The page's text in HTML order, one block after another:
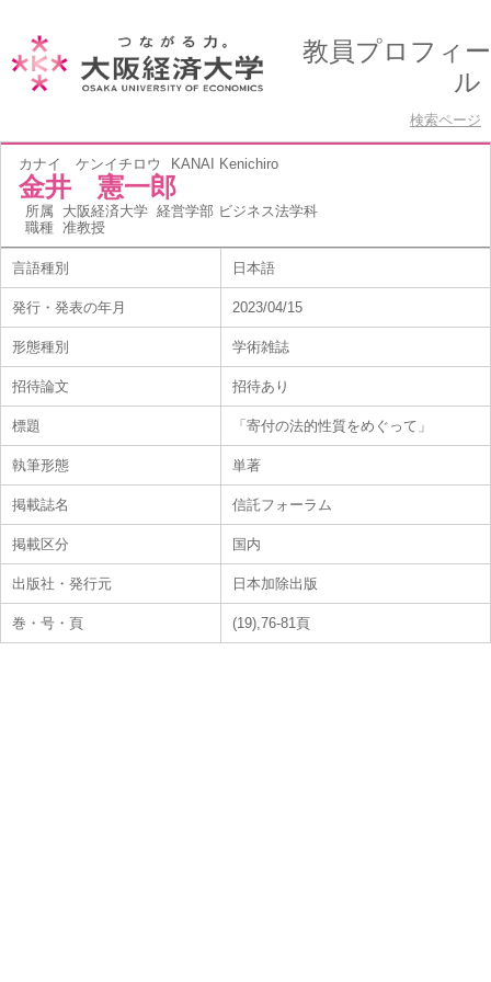
教員プロフィー
ル
検索ページ
カナイ ケンイチロウ KANAI Kenichiro
金井 憲一郎
所属 大阪経済大学 経営学部 ビジネス法学科
職種 准教授
言語種別 日本語
発行・発表の年月 2023/04/15
形態種別 学術雑誌
招待論文 招待あり
標題 「寄付の法的性質をめぐって」
執筆形態 単著
掲載誌名 信託フォーラム
掲載区分 国内
出版社・発行元 日本加除出版
巻・号・頁 (19),76-81頁